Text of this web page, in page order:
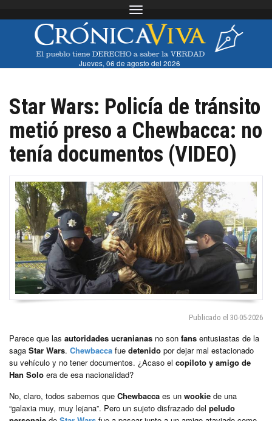
Toggle navigation
Jueves, 06 de agosto del 2026
Star Wars: Policía de tránsito
metió preso a Chewbacca: no
tenía documentos (VIDEO)
Publicado el 30-05-2026
Parece que las autoridades ucranianas no son fans entusiastas de la
saga Star Wars. Chewbacca fue detenido por dejar mal estacionado
su vehículo y no tener documentos. ¿Acaso el copiloto y amigo de
Han Solo era de esa nacionalidad?
No, claro, todos sabemos que Chewbacca es un wookie de una
“galaxia muy, muy lejana”. Pero un sujeto disfrazado del peludo